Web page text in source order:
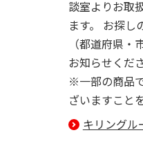
談室よりお取
ます。 お探し
（都道府県・
お知らせくだ
※一部の商品
ざいますこと
キリングル